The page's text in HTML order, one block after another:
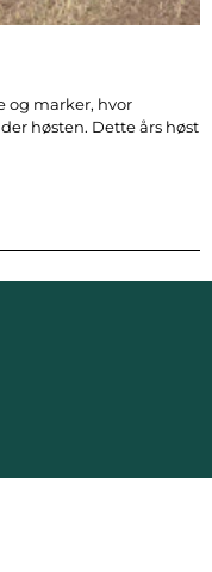
og marker, hvor
høsten. Dette års høst